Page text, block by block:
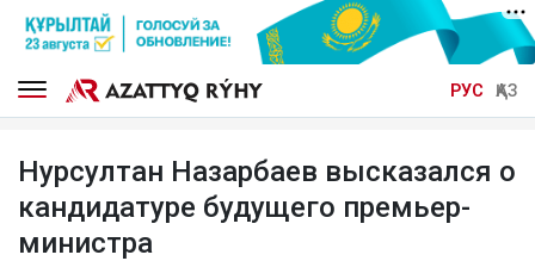
РУС ҚАЗ
Нурсултан Назарбаев высказался о
кандидатуре будущего премьер-
министра